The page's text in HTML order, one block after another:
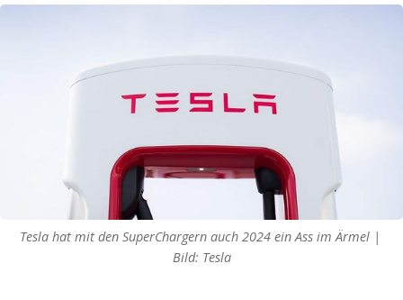
Tesla hat mit den SuperChargern auch 2024 ein Ass im Ärmel |
Bild: Tesla